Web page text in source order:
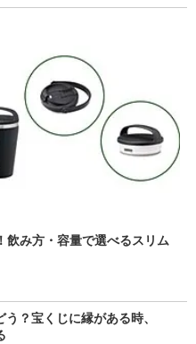
飲み方・容量で選べるスリム
？宝くじに縁がある時、